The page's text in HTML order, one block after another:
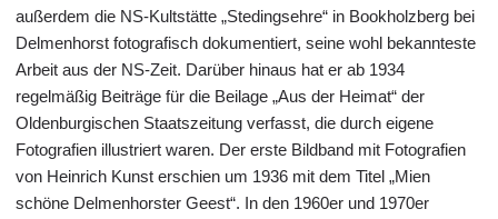
außerdem die NS-Kultstätte „Stedingsehre“ in Bookholzberg bei
Delmenhorst fotografisch dokumentiert, seine wohl bekannteste
Arbeit aus der NS-Zeit. Darüber hinaus hat er ab 1934
regelmäßig Beiträge für die Beilage „Aus der Heimat“ der
Oldenburgischen Staatszeitung verfasst, die durch eigene
Fotografien illustriert waren. Der erste Bildband mit Fotografien
von Heinrich Kunst erschien um 1936 mit dem Titel „Mien
schöne Delmenhorster Geest“. In den 1960er und 1970er